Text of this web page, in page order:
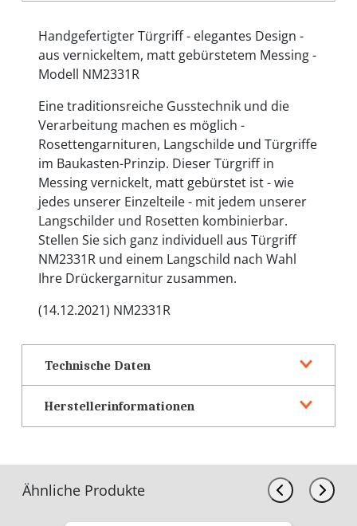
Handgefertigter Türgriff - elegantes Design -
aus vernickeltem, matt gebürstetem Messing -
Modell NM2331R
Eine traditionsreiche Gusstechnik und die
Verarbeitung machen es möglich -
Rosettengarnituren, Langschilde und Türgriffe
im Baukasten-Prinzip. Dieser Türgriff in
Messing vernickelt, matt gebürstet ist - wie
jedes unserer Einzelteile - mit jedem unserer
Langschilder und Rosetten kombinierbar.
Stellen Sie sich ganz individuell aus Türgriff
NM2331R und einem Langschild nach Wahl
Ihre Drückergarnitur zusammen.
(14.12.2021) NM2331R
Technische Daten
Herstellerinformationen
Ähnliche Produkte